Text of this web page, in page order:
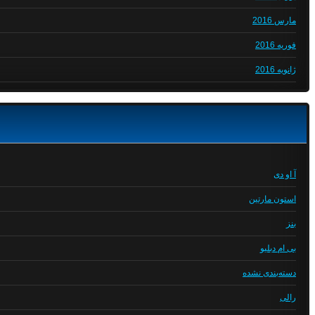
مارس 2016
فوریه 2016
ژانویه 2016
آ او دی
استون مارتین
بنز
بی ام دبلیو
دسته‌بندی نشده
رالی